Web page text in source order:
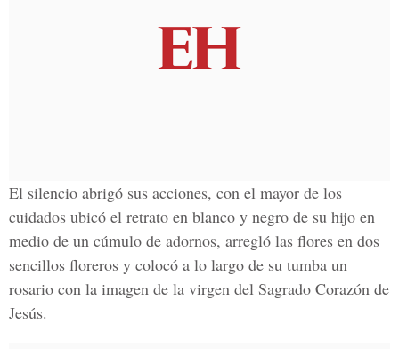
El silencio abrigó sus acciones, con el mayor de los
cuidados ubicó el retrato en blanco y negro de su hijo en
medio de un cúmulo de adornos, arregló las flores en dos
sencillos floreros y colocó a lo largo de su tumba un
rosario con la imagen de la virgen del Sagrado Corazón de
Jesús.